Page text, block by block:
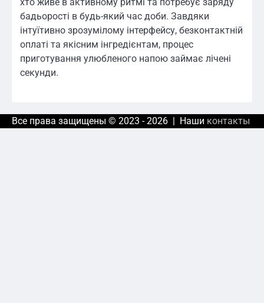
бадьорості в будь-який час доби. Завдяки
інтуїтивно зрозумілому інтерфейсу, безконтактній
оплаті та якісним інгредієнтам, процес
приготування улюбленого напою займає лічені
секунди.
Все права защищены © 2023 - 2026 | Наши контакты